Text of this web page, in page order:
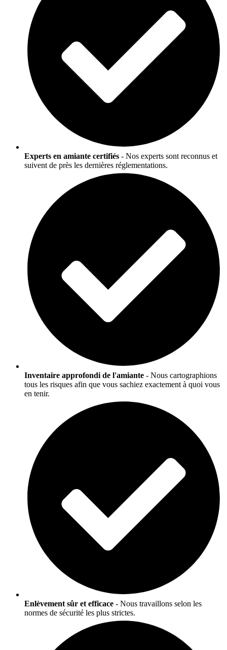
Experts en amiante certifiés - Nos experts sont reconnus et
suivent de près les dernières réglementations.
Inventaire approfondi de l'amiante - Nous cartographions
tous les risques afin que vous sachiez exactement à quoi vous
en tenir.
Enlèvement sûr et efficace - Nous travaillons selon les
normes de sécurité les plus strictes.